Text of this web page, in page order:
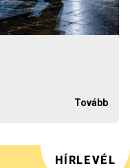
Tovább
HÍRLEVÉL